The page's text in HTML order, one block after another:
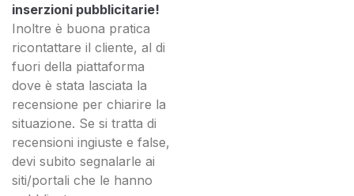
inserzioni pubblicitarie!
Inoltre è buona pratica
ricontattare il cliente, al di
fuori della piattaforma
dove è stata lasciata la
recensione per chiarire la
situazione. Se si tratta di
recensioni ingiuste e false,
devi subito segnalarle ai
siti/portali che le hanno